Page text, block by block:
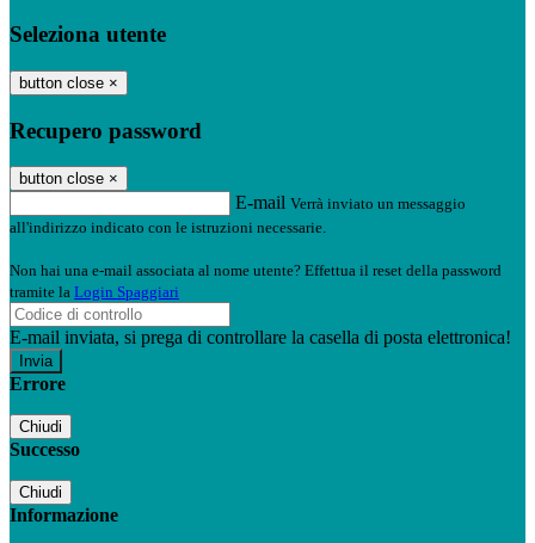
Seleziona utente
button close ×
Recupero password
button close ×
E-mail Verrà inviato un messaggio
all'indirizzo indicato con le istruzioni necessarie.
Non hai una e-mail associata al nome utente? Effettua il reset della password
tramite la Login Spaggiari
E-mail inviata, si prega di controllare la casella di posta elettronica!
Errore
Chiudi
Successo
Chiudi
Informazione